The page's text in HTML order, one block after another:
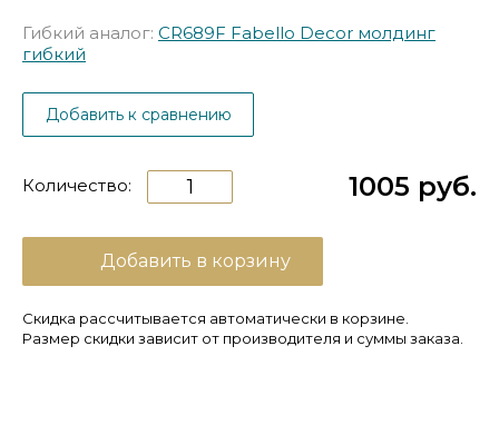
Гибкий аналог: CR689F Fabello Decor молдинг
гибкий
Добавить к сравнению
1005 руб.
Количество:
Добавить в корзину
Скидка рассчитывается автоматически в корзине.
Размер скидки зависит от производителя и суммы заказа.